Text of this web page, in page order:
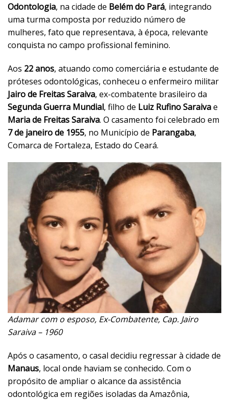
Odontologia, na cidade de Belém do Pará, integrando
uma turma composta por reduzido número de
mulheres, fato que representava, à época, relevante
conquista no campo profissional feminino.
Aos 22 anos, atuando como comerciária e estudante de
próteses odontológicas, conheceu o enfermeiro militar
Jairo de Freitas Saraiva, ex-combatente brasileiro da
Segunda Guerra Mundial, filho de Luiz Rufino Saraivae
Maria de Freitas Saraiva. O casamento foi celebrado em
7 de janeiro de 1955, no Município de Parangaba,
Comarca de Fortaleza, Estado do Ceará.
Adamar com o esposo, Ex-Combatente, Cap. Jairo
Saraiva – 1960
Após o casamento, o casal decidiu regressar à cidade de
Manaus, local onde haviam se conhecido. Com o
propósito de ampliar o alcance da assistência
odontológica em regiões isoladas da Amazônia,